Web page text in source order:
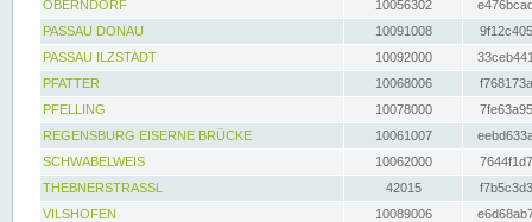
OBERNDORF
10056302
PASSAU DONAU
10091008
PASSAU ILZSTADT
10092000
PFATTER
10068006
PFELLING
10078000
REGENSBURG EISERNE BRÜCKE
10061007
SCHWABELWEIS
10062000
THEBNERSTRASSL
42015
VILSHOFEN
10089006